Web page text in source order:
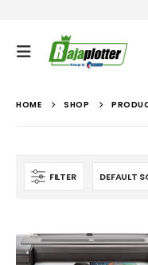
HOME SHOP
FILTER